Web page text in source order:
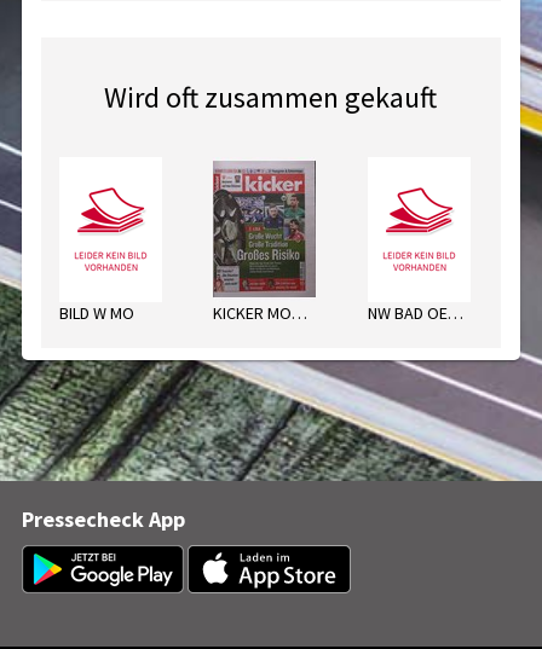
Wird oft zusammen gekauft
BILD W MO KICKER MONTAG NW BAD OEYNHAUS. MO
Pressecheck App